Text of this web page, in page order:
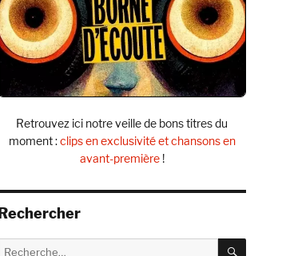
Retrouvez ici notre veille de bons titres du
moment :clips en exclusivité et chansons en
avant-première!
Rechercher
Recherche